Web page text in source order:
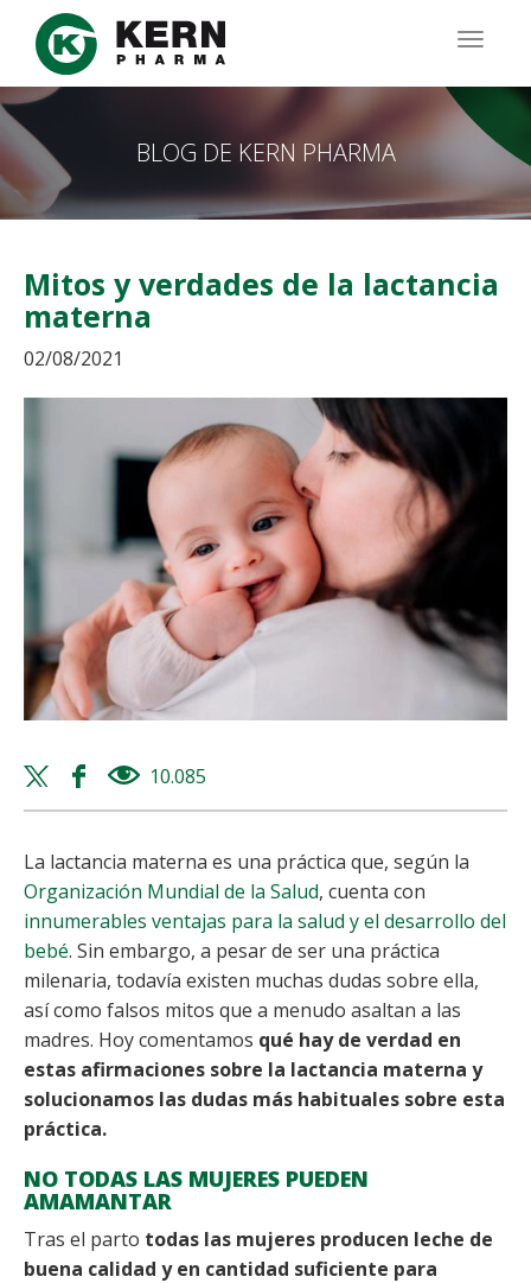
Pasar
contenido
principal
BLOG DE KERN PHARMA
Mitos y verdades de la lactancia
materna
02/08/2021
Twitter
share
Facebook
share
10.085
La lactancia materna es una práctica que, según la
Organización Mundial de la Salud, cuenta con
innumerables ventajas para la salud y el desarrollo del
bebé. Sin embargo, a pesar de ser una práctica
milenaria, todavía existen muchas dudas sobre ella,
así como falsos mitos que a menudo asaltan a las
madres. Hoy comentamos qué hay de verdad en
estas afirmaciones sobre la lactancia materna y
solucionamos las dudas más habituales sobre esta
práctica.
NO TODAS LAS MUJERES PUEDEN
AMAMANTAR
Tras el parto todas las mujeres producen leche de
buena calidad y en cantidad suficiente para